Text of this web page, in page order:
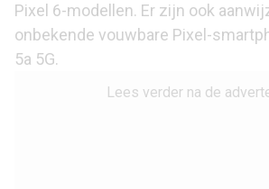
Pixel 6-modellen. Er zijn ook
onbekende vouwbare Pixel-
5a 5G.
Lees verder na de